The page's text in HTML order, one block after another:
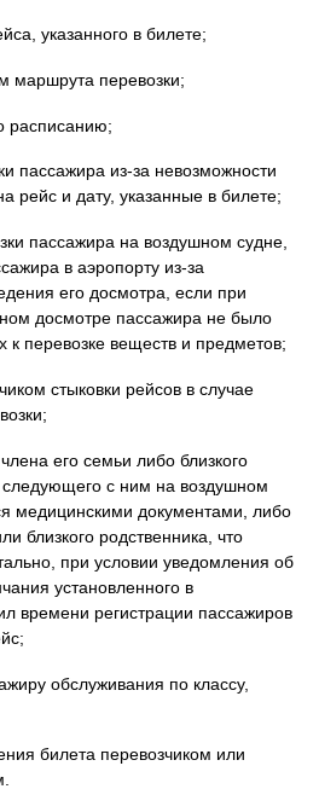
указанного в билете;
маршрута перевозки;
расписанию;
пассажира из-за невозможности
рейс и дату, указанные в билете;
пассажира на воздушном судне,
в аэропорту из-за
его досмотра, если при
досмотре пассажира не было
перевозке веществ и предметов;
стыковки рейсов в случае
его семьи либо близкого
следующего с ним на воздушном
медицинскими документами, либо
близкого родственника, что
при условии уведомления об
установленного в
времени регистрации пассажиров
обслуживания по классу,
билета перевозчиком или